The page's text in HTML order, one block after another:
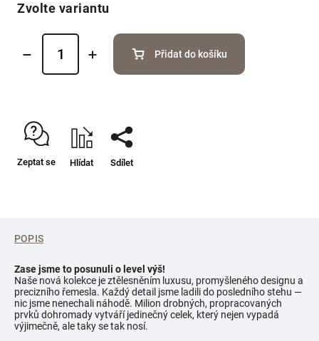
Zvolte variantu
Přidat do košíku
Zeptat se Hlídat Sdílet
POPIS
Zase jsme to posunuli o level výš!
Naše nová kolekce je ztělesněním luxusu, promyšleného designu a
precizního řemesla. Každý detail jsme ladili do posledního stehu —
nic jsme nenechali náhodě. Milion drobných, propracovaných
prvků dohromady vytváří jedinečný celek, který nejen vypadá
výjimečně, ale taky se tak nosí.